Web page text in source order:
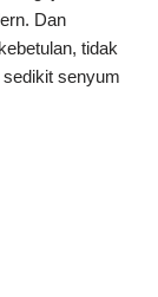
Dan
tidak
senyum